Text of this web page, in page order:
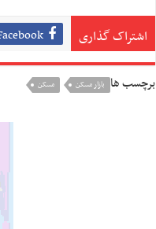
اشتراک گذاری
برچسب ها بازار مسکن مسکن